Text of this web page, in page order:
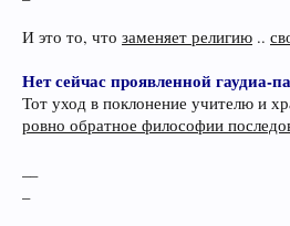
И это то, что заменяет религию ..
Нет сейчас проявленной гаудиа-
Тот уход в поклонение учителю и
ровно обратное философии